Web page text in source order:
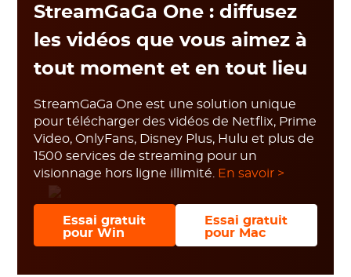
StreamGaGa One : diffusez
les vidéos que vous aimez à
tout moment et en tout lieu
StreamGaGa One est une solution unique
pour télécharger des vidéos de Netflix, Prime
Video, OnlyFans, Disney Plus, Hulu et plus de
1500 services de streaming pour un
visionnage hors ligne illimité.
En savoir >
Essai gratuit
pour Win
Essai gratuit
pour Mac